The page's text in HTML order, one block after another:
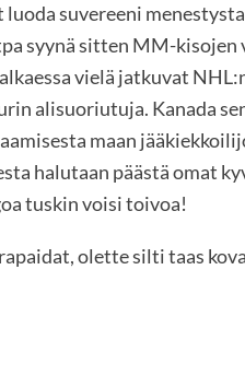
suvereeni
syynä sitten MM-kisojen
vielä jatkuvat
alisuoriutuja. Kanada
maan
halutaan päästä omat
tuskin voisi toivoa!
olette silti taas